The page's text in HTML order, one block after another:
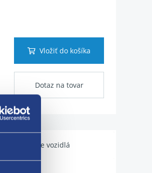
Vložiť do košíka
Dotaz na tovar
Použiteľné pre vozidlá